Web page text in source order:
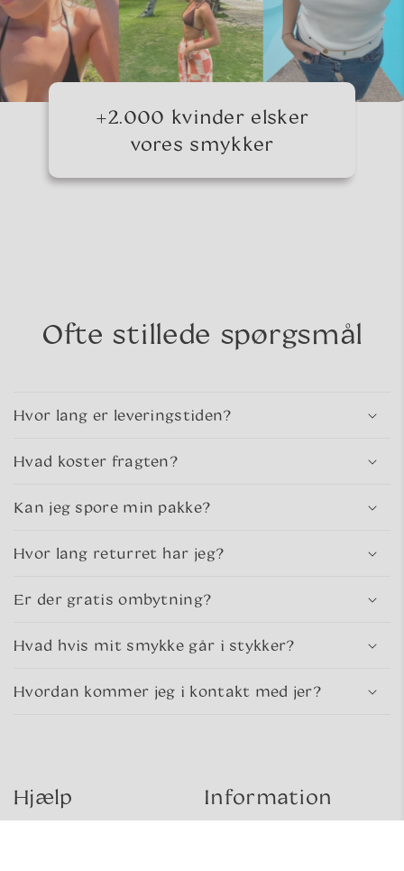
+2.000 kvinder elsker
vores smykker
Ofte stillede spørgsmål
Hvor lang er leveringstiden?
Hvad koster fragten?
Kan jeg spore min pakke?
Hvor lang returret har jeg?
Er der gratis ombytning?
Hvad hvis mit smykke går i stykker?
Hvordan kommer jeg i kontakt med jer?
Hjælp Information